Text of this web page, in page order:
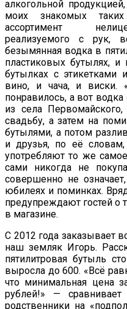
алкогольной
моих знакомых
ассортимент
реализуемого с рук,
безымянная водка в
пластиковых бутылях,
бутылках с этикетками
вино, и чача, и виски.
понравилось, а вот
из села
свадьбу, а затем на
бутылями, а потом
и друзья, по её
употребляют то же
сами никогда не
совершенно не
юбилеях и поминках.
предупреждают гостей о
в магазине.
С 2012 года заказывает
наш земляк Игорь.
пятилитровая бутыль
выросла до 600. «Всё
что минимальная цена
рублей!» —
родственники на